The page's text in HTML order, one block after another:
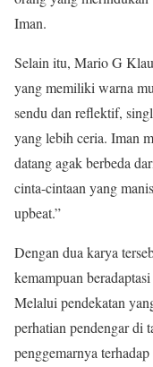
Iman.
Selain itu, Mario G
yang memiliki warna
sendu dan reflektif,
yang lebih ceria. Iman
datang agak berbeda
cinta-cintaan yang
upbeat.”
Dengan dua karya
kemampuan
Melalui pendekatan
perhatian pendengar di
penggemarnya